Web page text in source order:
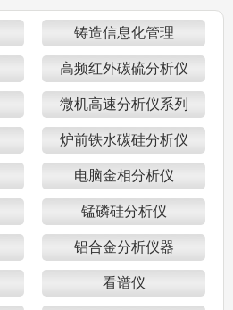
铸造信息化管理
高频红外碳硫分析仪
微机高速分析仪系列
炉前铁水碳硅分析仪
电脑金相分析仪
锰磷硅分析仪
铝合金分析仪器
看谱仪